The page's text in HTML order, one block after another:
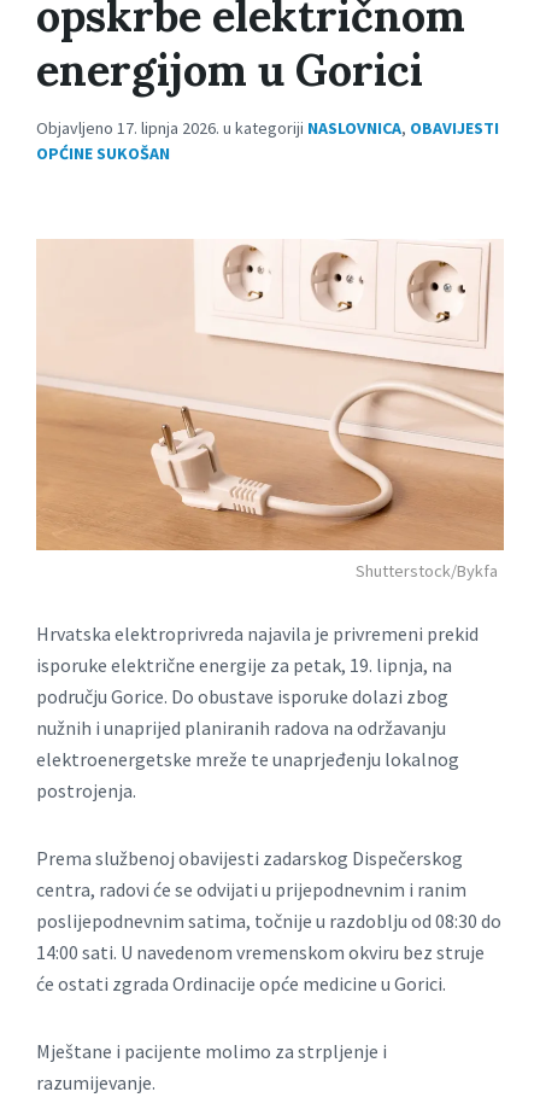
opskrbe električnom
energijom u Gorici
Objavljeno 17. lipnja 2026. u kategoriji NASLOVNICA, OBAVIJESTI
OPĆINE SUKOŠAN
Shutterstock/Bykfa
Hrvatska elektroprivreda najavila je privremeni prekid
isporuke električne energije za petak, 19. lipnja, na
području Gorice. Do obustave isporuke dolazi zbog
nužnih i unaprijed planiranih radova na održavanju
elektroenergetske mreže te unaprjeđenju lokalnog
postrojenja.
Prema službenoj obavijesti zadarskog Dispečerskog
centra, radovi će se odvijati u prijepodnevnim i ranim
poslijepodnevnim satima, točnije u razdoblju od 08:30 do
14:00 sati. U navedenom vremenskom okviru bez struje
će ostati zgrada Ordinacije opće medicine u Gorici.
Mještane i pacijente molimo za strpljenje i
razumijevanje.